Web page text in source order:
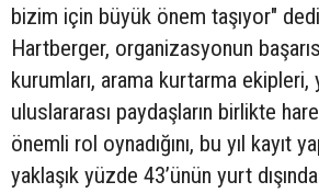
bizim için büyük önem taşıyor"
Hartberger, organizasyonun
kurumları, arama kurtarma ekipleri,
uluslararası paydaşların birlikte
önemli rol oynadığını, bu yıl kayıt
yaklaşık yüzde 43’ünün yurt